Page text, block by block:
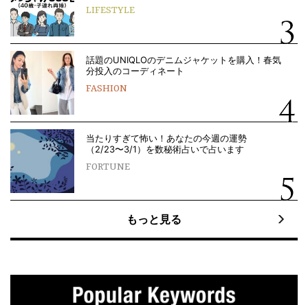
LIFESTYLE
話題のUNIQLOのデニムジャケットを購入！春気
分投入のコーディネート
FASHION
当たりすぎて怖い！あなたの今週の運勢
（2/23〜3/1）を数秘術占いで占います
FORTUNE
もっと見る